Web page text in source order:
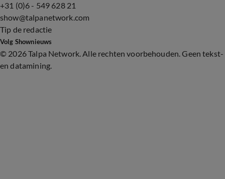
+31 (0)6 - 549 628 21
show@talpanetwork.com
Tip de redactie
Volg Shownieuws
© 2026 Talpa Network. Alle rechten voorbehouden. Geen tekst-
en datamining.